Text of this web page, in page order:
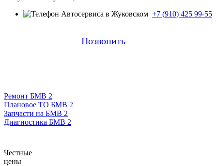
+7 (910) 425 99-55
Позвонить
Ремонт БМВ 2
Плановое ТО БМВ 2
Запчасти на БМВ 2
Диагностика БМВ 2
Честные
цены